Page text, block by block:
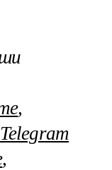
,
Telegram
,